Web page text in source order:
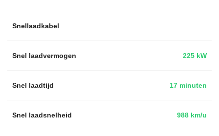
Snellaadkabel
Snel laadvermogen 225 kW
Snel laadtijd 17 minuten
Snel laadsnelheid 988 km/u